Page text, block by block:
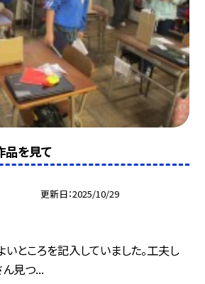
を見て
更新日 2025/10/29
いところを記入していました。工夫し
ん見つ...